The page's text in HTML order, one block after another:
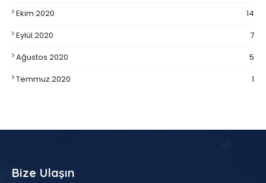
Ekim 2020
14
Eylül 2020
7
Ağustos 2020
5
Temmuz 2020
1
Bize Ulaşın